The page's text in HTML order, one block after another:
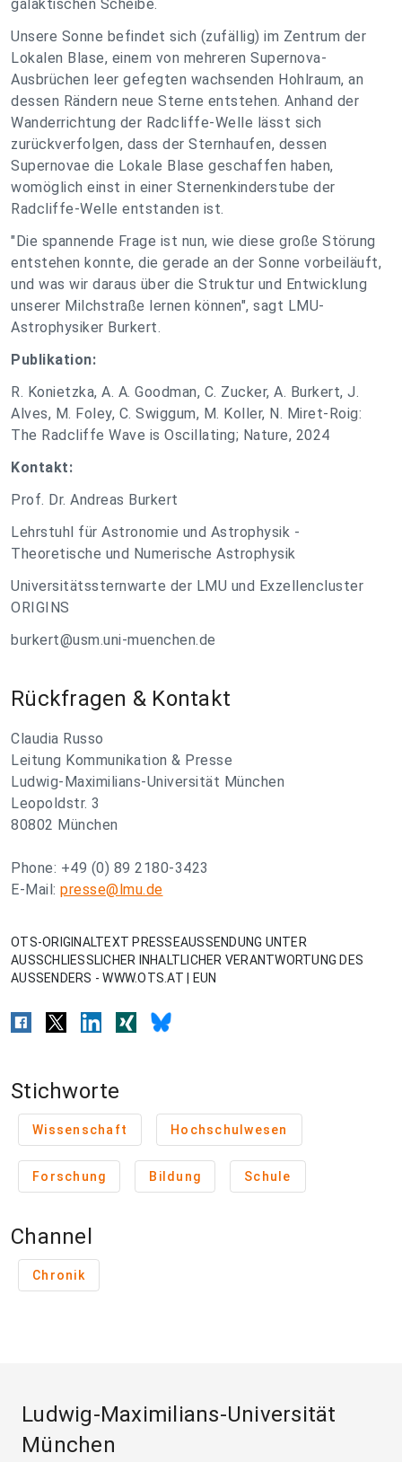
galaktischen Scheibe.
Unsere Sonne befindet sich (zufällig) im Zentrum der
Lokalen Blase, einem von mehreren Supernova-
Ausbrüchen leer gefegten wachsenden Hohlraum, an
dessen Rändern neue Sterne entstehen. Anhand der
Wanderrichtung der Radcliffe-Welle lässt sich
zurückverfolgen, dass der Sternhaufen, dessen
Supernovae die Lokale Blase geschaffen haben,
womöglich einst in einer Sternenkinderstube der
Radcliffe-Welle entstanden ist.
"Die spannende Frage ist nun, wie diese große Störung
entstehen konnte, die gerade an der Sonne vorbeiläuft,
und was wir daraus über die Struktur und Entwicklung
unserer Milchstraße lernen können", sagt LMU-
Astrophysiker Burkert.
Publikation:
R. Konietzka, A. A. Goodman, C. Zucker, A. Burkert, J.
Alves, M. Foley, C. Swiggum, M. Koller, N. Miret-Roig:
The Radcliffe Wave is Oscillating; Nature, 2024
Kontakt:
Prof. Dr. Andreas Burkert
Lehrstuhl für Astronomie und Astrophysik -
Theoretische und Numerische Astrophysik
Universitätssternwarte der LMU und Exzellencluster
ORIGINS
burkert@usm.uni-muenchen.de
Rückfragen & Kontakt
Claudia Russo
Leitung Kommunikation & Presse
Ludwig-Maximilians-Universität München
Leopoldstr. 3
80802 München
Phone: +49 (0) 89 2180-3423
E-Mail: presse@lmu.de
OTS-ORIGINALTEXT PRESSEAUSSENDUNG UNTER
AUSSCHLIESSLICHER INHALTLICHER VERANTWORTUNG DES
AUSSENDERS - WWW.OTS.AT | EUN
Stichworte
Wissenschaft Hochschulwesen
Forschung Bildung Schule
Channel
Chronik
Ludwig-Maximilians-Universität
München